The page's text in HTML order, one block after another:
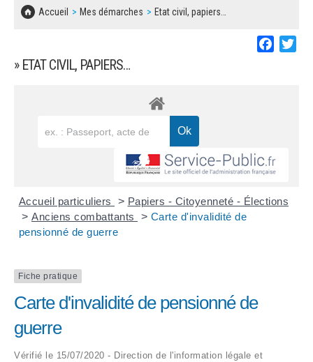
Accueil Mes démarches Etat civil, papiers…
» ETAT CIVIL, PAPIERS…
Accueil particuliers > Papiers - Citoyenneté - Élections
> Anciens combattants > Carte d'invalidité de
pensionné de guerre
Fiche pratique
Carte d'invalidité de pensionné de
guerre
Vérifié le 15/07/2020 - Direction de l'information légale et
CONCERTATIONS PUBLIQUES
SOLIDARITÉ, LOGEMENT
DECHETS
BESOIN D'UNE AIDE ?
LES ASSOCIATIONS
MARCHÉS PUBLICS
REGLEMENT LOCAL DE PUBLICITÉ
DECLARATION DE DEMARCHAGE
DOSSIER DE DEMANDE DE SUBVENTION
DEMANDE DE PRÊT DE MATERIEL
FICHE D'ORGANISATION MANIFESTATION
PLAN D'ACTION MUNICIPAL